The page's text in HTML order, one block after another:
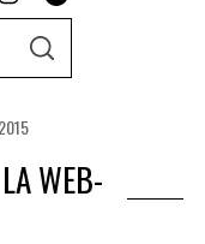
S
WEB-